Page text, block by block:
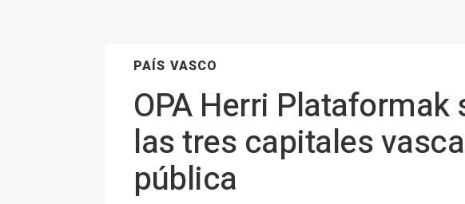
PAÍS VASCO
OPA Herri
las tres capitales
pública